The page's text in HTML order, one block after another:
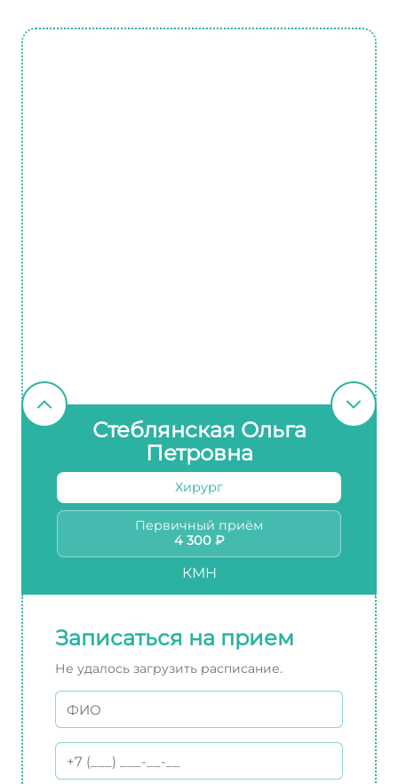
Стеблянская Ольга
Петровна
Хирург
Первичный приём
4 300 ₽
КМН
Записаться на прием
Не удалось загрузить расписание.